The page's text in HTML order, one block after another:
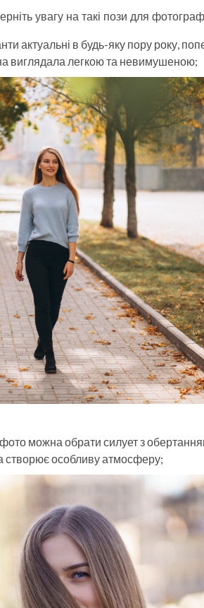
увагу на такі пози для
актуальні в будь-яку пору року,
виглядала легкою та невимушеною;
можна обрати силует з
створює особливу атмосферу;